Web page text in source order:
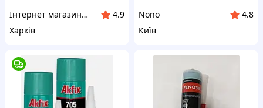
Інтернет магазин Scotch-Rubin
4.9
Харків
Nono
4.8
Київ